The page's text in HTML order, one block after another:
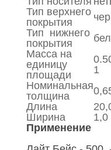
Тип верхнего
покрытия
Тип нижнего
покрытия
Масса на
единицу
площади
1
Номинальная
толщина
Длина
Ширина
1,0
Применение